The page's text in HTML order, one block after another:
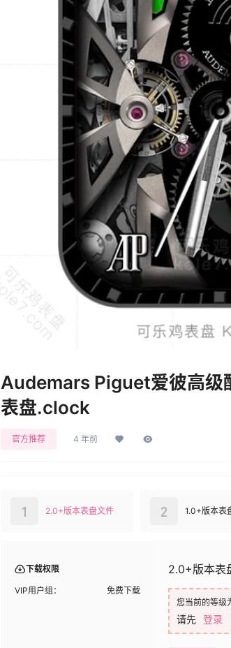
Audemars Piguet爱彼高级
表盘.clock
官方推荐 4 年前
2.0+版本表盘文件
1 1.0+版本表
2
下载权限
VIP用户组： 免费下载
2.0+版本表
您当前的等级
请先 登录